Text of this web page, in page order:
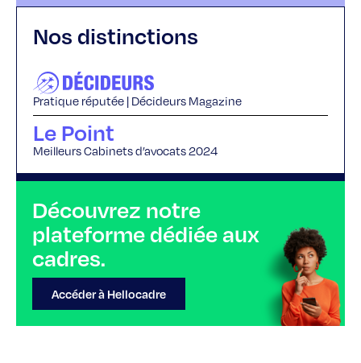
Nos distinctions
Pratique réputée | Décideurs Magazine
Le Point
Meilleurs Cabinets d’avocats 2024
Découvrez notre
plateforme dédiée aux
cadres.
Accéder à Hellocadre